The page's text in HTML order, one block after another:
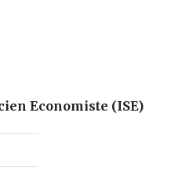
Economiste (ISE)